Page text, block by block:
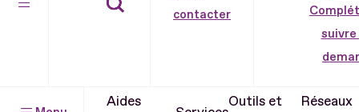
contacter
suivre
Aides
Outils et
Réseaux